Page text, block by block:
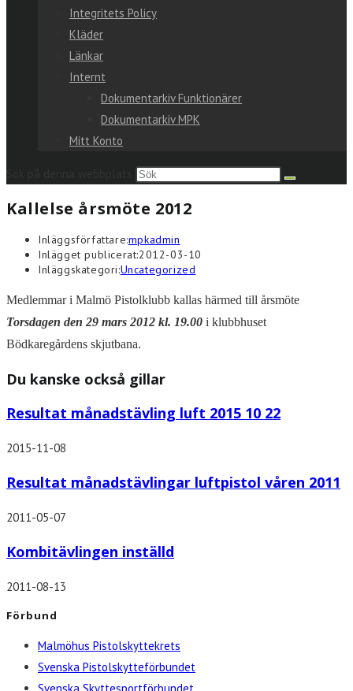
Integritets Policy
Kläder
Länkar
Internt
Dokumentarkiv Funktionärer
Dokumentarkiv MPK
Mitt Konto
Kallelse årsmöte 2012
Inläggsförfattare:mpkadmin
Inlägget publicerat:2012-03-10
Inläggskategori:Uncategorized
Medlemmar i Malmö Pistolklubb kallas härmed till årsmöte
Torsdagen den 29 mars 2012 kl. 19.00 i klubbhuset
Bödkaregårdens skjutbana.
Du kanske också gillar
Resultat månadstävling luft 2015 10 22
2015-11-08
Resultat månadstävlingar luftpistol våren 2011
2011-05-07
Kombitävlingen inställd
2011-08-13
Förbund
Malmöhus Pistolskyttekrets
Svenska Pistolskytteförbundet